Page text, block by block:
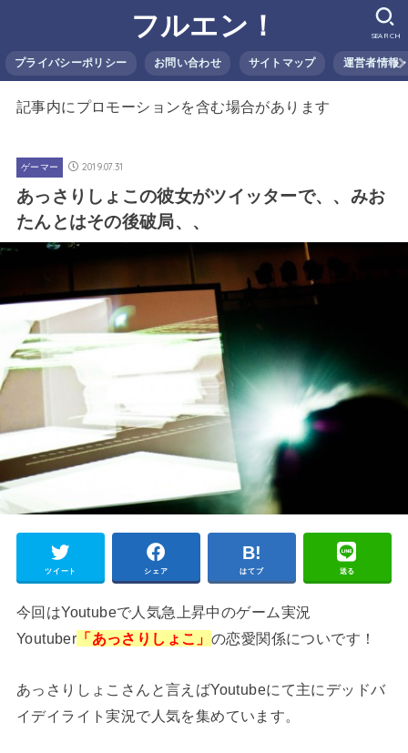
フルエン！
プライバシーポリシー お問い合わせ サイトマップ 運営者情報
SEARCH
記事内にプロモーションを含む場合があります
ゲーマー 2019.07.31
あっさりしょこの彼女がツイッターで、、みお
たんとはその後破局、、
ツイート シェア はてブ 送る
今回はYoutubeで人気急上昇中のゲーム実況
Youtuber 「あっさりしょこ」 の恋愛関係についです！
あっさりしょこさんと言えばYoutubeにて主にデッドバ
イデイライト実況で人気を集めています。